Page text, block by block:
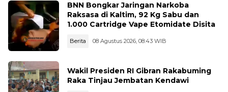
BNN Bongkar Jaringan Narkoba
Raksasa di Kaltim, 92 Kg Sabu dan
1.000 Cartridge Vape Etomidate Disita
Berita 08 Agustus 2026, 08:43 WIB
Wakil Presiden RI Gibran Rakabuming
Raka Tinjau Jembatan Kendawi